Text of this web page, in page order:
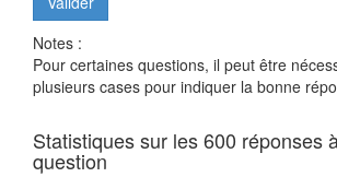
Notes :
Pour certaines questions, il peut être
plusieurs cases pour indiquer la bonne
Statistiques sur les 600 réponses
question